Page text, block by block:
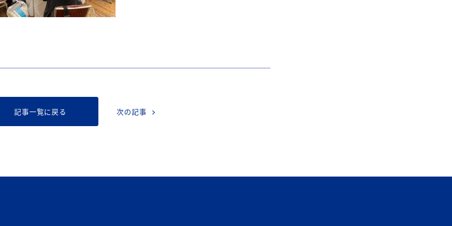
記事一覧に戻る 次の記事